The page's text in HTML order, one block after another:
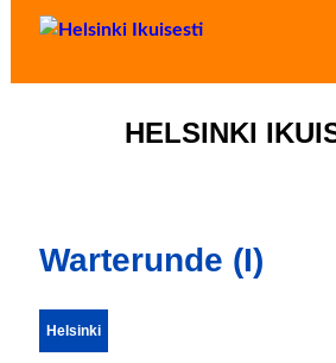
HELSINKI
Warterunde (I)
Helsinki